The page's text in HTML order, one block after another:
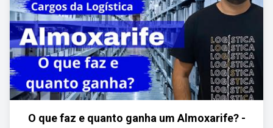
O que faz e quanto ganha um Almoxarife? -